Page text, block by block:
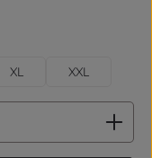
XL XXL
Wert